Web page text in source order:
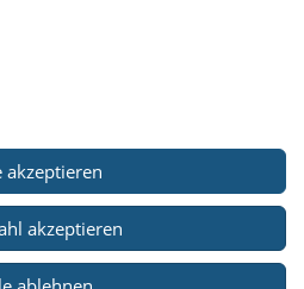
Klawunde. Alle Rechte
akzeptieren
akzeptieren